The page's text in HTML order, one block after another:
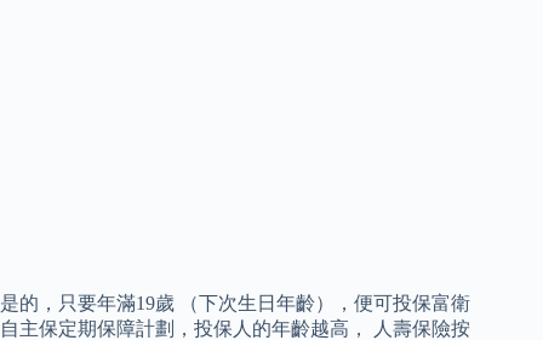
是的，只要年滿19歲 （下次生日年齡），便可投保富衛
自主保定期保障計劃，投保人的年齡越高， 人壽保險按